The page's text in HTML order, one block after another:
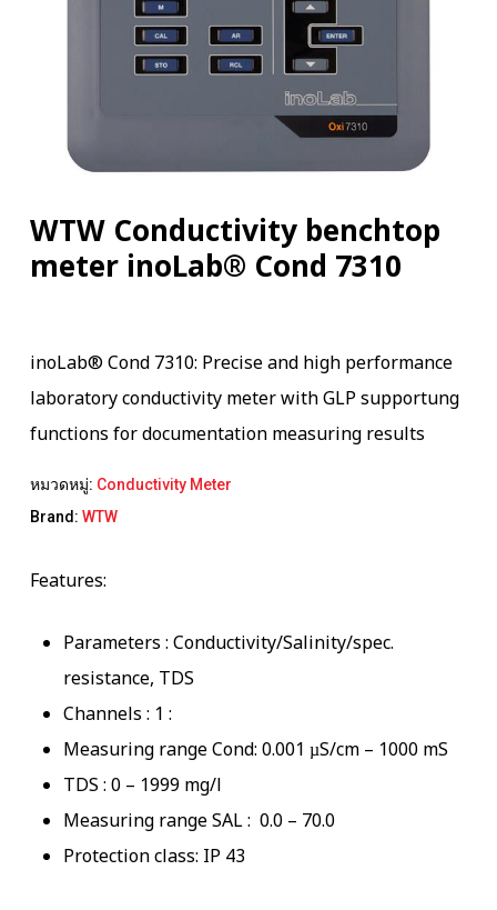
WTW Conductivity benchtop
meter inoLab® Cond 7310
inoLab® Cond 7310: Precise and high performance
laboratory conductivity meter with GLP supportung
functions for documentation measuring results
หมวดหมู่: Conductivity Meter
Brand: WTW
Features:
Parameters : Conductivity/Salinity/spec.
resistance, TDS
Channels : 1 :
Measuring range Cond: 0.001 µS/cm – 1000 mS
TDS : 0 – 1999 mg/l
Measuring range SAL : 0.0 – 70.0
Protection class: IP 43